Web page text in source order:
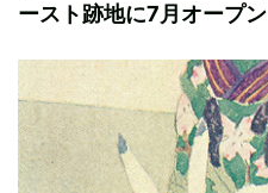
ースト跡地に7月オープン